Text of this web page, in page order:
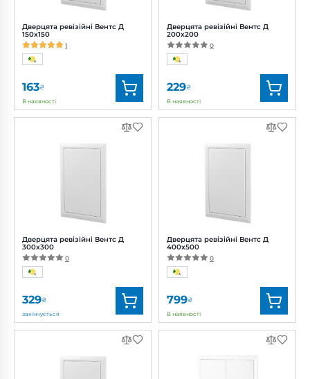
Дверцята ревізійні Вентс Д
150x150
1
163₴
В наявності
Вентс
0000223423
Дверцята ревізійні Вентс Д
200x200
0
229₴
В наявності
Вентс
0000223454
Дверцята ревізійні Вентс Д
300x300
0
329₴
закінчується
Вентс
0000223520
Дверцята ревізійні Вентс Д
400x500
0
799₴
В наявності
Вентс